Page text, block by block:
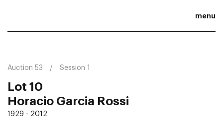
menu
Auction 53 Session 1
Lot 10
Horacio Garcia Rossi
1929 - 2012